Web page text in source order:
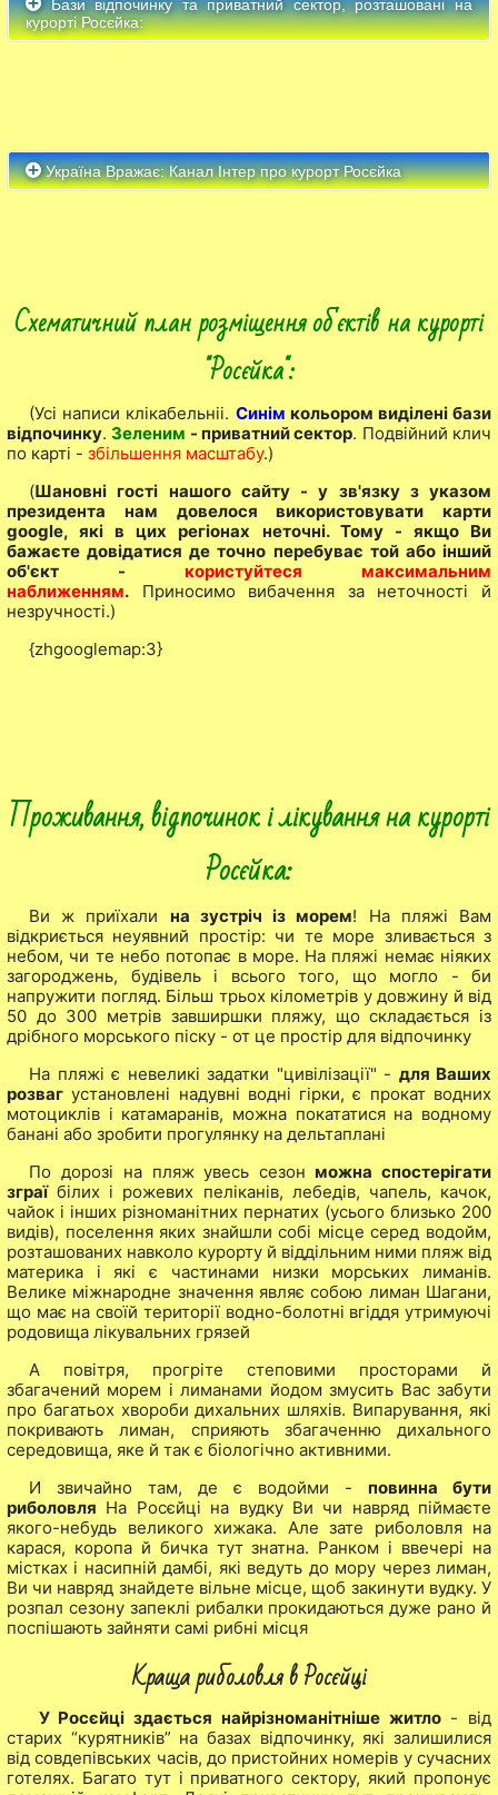
Бази відпочинку та приватний сектор, розташовані на
курорті Росєйка:
Україна Вражає: Канал Інтер про курорт Росєйка
Схематичний план розміщення об'єктів на курорті
"Росєйка":
(Усі написи клікабельніі. Синім кольором виділені бази
відпочинку.Зеленим - приватний сектор. Подвійний клич
по карті - збільшення масштабу.)
(Шановні гості нашого сайту - у зв'язку з указом
президента нам довелося використовувати карти
google, які в цих регіонах неточні. Тому - якщо Ви
бажаєте довідатися де точно перебуває той або інший
об'єкт - користуйтеся максимальним
наближенням. Приносимо вибачення за неточності й
незручності.)
{zhgooglemap:3}
Проживання, відпочинок і лікування на курорті
Росєйка:
Ви ж приїхали на зустріч із морем! На пляжі Вам
відкриється неуявний простір: чи те море зливається з
небом, чи те небо потопає в море. На пляжі немає ніяких
загороджень, будівель і всього того, що могло - би
напружити погляд. Більш трьох кілометрів у довжину й від
50 до 300 метрів завширшки пляжу, що складається із
дрібного морського піску - от це простір для відпочинку
На пляжі є невеликі задатки "цивілізації" - для Ваших
розваг установлені надувні водні гірки, є прокат водних
мотоциклів і катамаранів, можна покататися на водному
банані або зробити прогулянку на дельтаплані
По дорозі на пляж увесь сезон можна спостерігати
зграїбілих і рожевих пеліканів, лебедів, чапель, качок,
чайок і інших різноманітних пернатих (усього близько 200
видів), поселення яких знайшли собі місце серед водойм,
розташованих навколо курорту й віддільним ними пляж від
материка і які є частинами низки морських лиманів.
Велике міжнародне значення являє собою лиман Шагани,
що має на своїй території водно-болотні вгіддя утримуючі
родовища лікувальних грязей
А повітря, прогріте степовими просторами й
збагачений морем і лиманами йодом змусить Вас забути
про багатьох хвороби дихальних шляхів. Випарування, які
покривають лиман, сприяють збагаченню дихального
середовища, яке й так є біологічно активними.
И звичайно там, де є водойми - повинна бути
риболовля На Росєйці на вудку Ви чи навряд піймаєте
якого-небудь великого хижака. Але зате риболовля на
карася, коропа й бичка тут знатна. Ранком і ввечері на
містках і насипній дамбі, які ведуть до мору через лиман,
Ви чи навряд знайдете вільне місце, щоб закинути вудку. У
розпал сезону запеклі рибалки прокидаються дуже рано й
поспішають зайняти самі рибні місця
Краща риболовля в Росєйці
У Росєйці здається найрізноманітніше житло- від
старих “курятників” на базах відпочинку, які залишилися
від совдепівських часів, до пристойних номерів у сучасних
готелях. Багато тут і приватного сектору, який пропонує